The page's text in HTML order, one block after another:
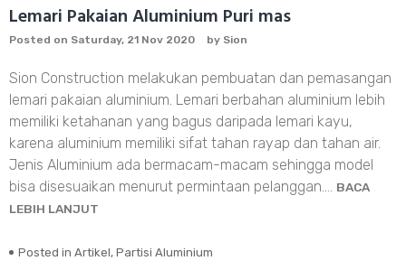
Aluminium
Penjaringan
Lemari Pakaian Aluminium Puri mas
Posted on Saturday, 21 Nov 2020 by Sion
Sion Construction melakukan pembuatan dan pemasangan
lemari pakaian aluminium. Lemari berbahan aluminium lebih
memiliki ketahanan yang bagus daripada lemari kayu,
karena aluminium memiliki sifat tahan rayap dan tahan air.
Jenis Aluminium ada bermacam-macam sehingga model
bisa disesuaikan menurut permintaan pelanggan.… BACA
LEBIH LANJUT
Posted in Artikel, Partisi Aluminium